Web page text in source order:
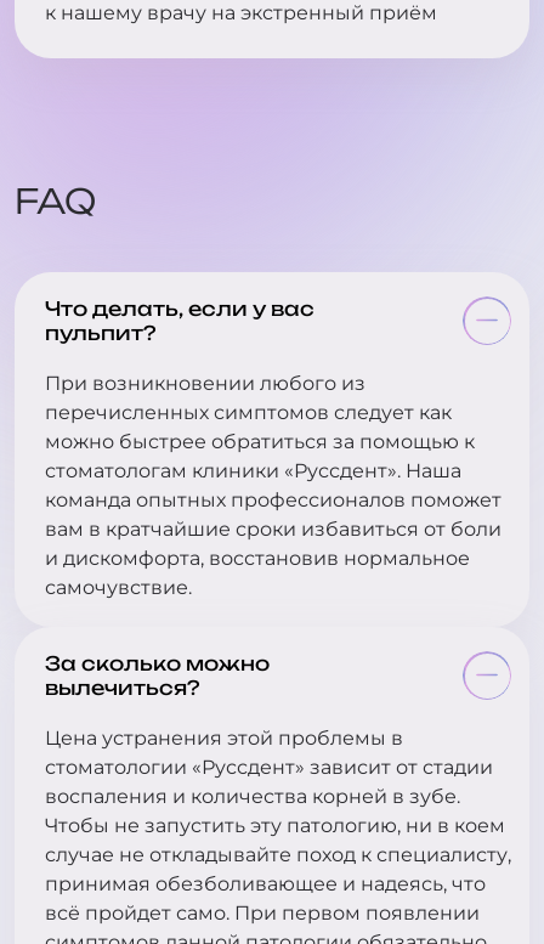
к нашему врачу на экстренный приём
FAQ
Что делать, если у вас
пульпит?
При возникновении любого из
перечисленных симптомов следует как
можно быстрее обратиться за помощью к
стоматологам клиники «Руссдент». Наша
команда опытных профессионалов поможет
вам в кратчайшие сроки избавиться от боли
и дискомфорта, восстановив нормальное
самочувствие.
За сколько можно
вылечиться?
Цена устранения этой проблемы в
стоматологии «Руссдент» зависит от стадии
воспаления и количества корней в зубе.
Чтобы не запустить эту патологию, ни в коем
случае не откладывайте поход к специалисту,
принимая обезболивающее и надеясь, что
всё пройдет само. При первом появлении